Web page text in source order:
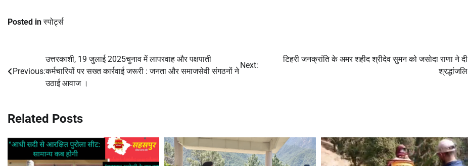
Posted inस्पोर्ट्स
navigation
Previous:
उत्तरकाशी, 19 जुलाई 2025चुनाव में लापरवाह और पक्षपाती
कर्मचारियों पर सख्त कार्रवाई जरूरी : जनता और समाजसेवी संगठनों ने
उठाई आवाज ।
Next:
टिहरी जनक्रांति के अमर शहीद श्रीदेव सुमन को जसोदा राणा ने दी
श्रद्धांजलि
Related Posts